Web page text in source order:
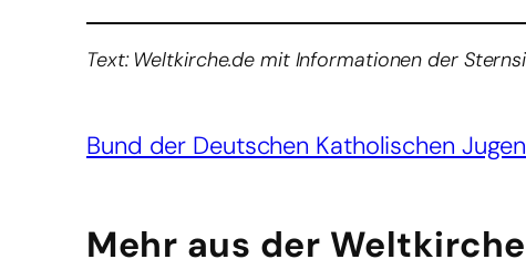
Text: Weltkirche.de mit Informationen der
Bund der Deutschen Katholischen
Mehr aus der Weltkirche